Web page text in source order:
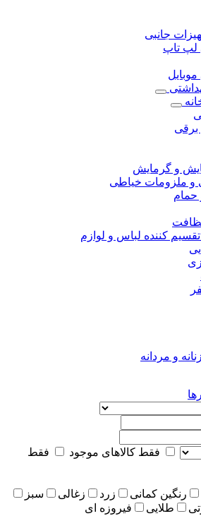
جانبی
لپ تاپ
موبایل
برقی
و گرمایش
و ملزومات خیاطی
تقسیم کننده لباس و لوازم
و مردانه
فقط کالاهای موجود
فقط
رنگین کمانی زرد زغالی
سبز
طلایی فیروزه ای